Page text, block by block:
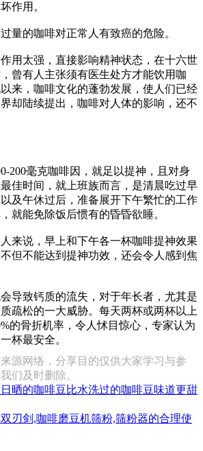
作用。
的咖啡对正常人有致癌的危险。
用太强，直接影响精神状态，在十六世
曾有人主张须有医生处方才能饮用咖
来，咖啡文化的蓬勃发展，使人们已经
却陆续提出，咖啡对人体的影响，还不
200毫克咖啡因，就足以提神，且对身
佳时间，就上班族而言，是清晨吃过早
及午休过后，准备展开下午繁忙的工作
就能免除饭后惯有的昏昏欲睡。
来说，早上和下午各一杯咖啡提神效果
但不能达到提神功效，还会令人感到焦
导致钙质的流失，对于年长者，尤其是
疏松的一大威胁。每天两杯或两杯以上
的骨折机率，令人怵目惊心，专家认为
杯最安全。
源网络，分享目的仅供大家学习与参
们及时删除。
晒的咖啡豆比水洗过的咖啡豆味道更甜
刃剑,咖啡磨豆机筛粉,筛粉器的合理使